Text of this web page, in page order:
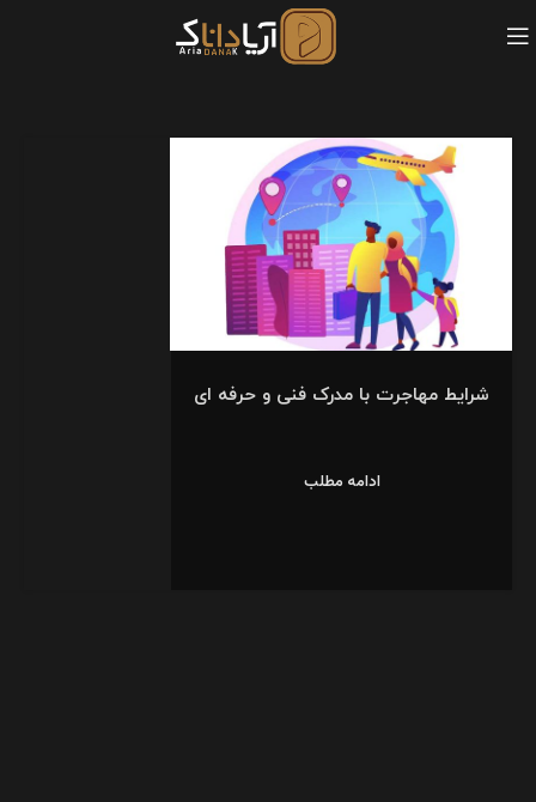
شرایط مهاجرت با مدرک فنی و حرفه ای
ادامه مطلب